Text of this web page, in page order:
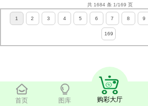
首页 图库 购彩大厅
共 1684 条 1/169 页
1 2 3 4 5 6 7 8 9
169